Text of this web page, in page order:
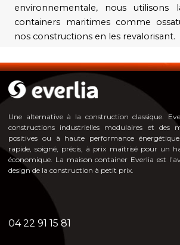
environnementale, nous utilisons
containers maritimes comme
nos constructions en les revalorisant.
Une alternative à la construction classique.
constructions industrielles modulaires et des
positives ou à haute performance énergéti
rapide, soigné, précis, à prix maîtrisé pour un
économique. La maison container Everlia est
design de la construction à petit prix.
04 22 91 15 81